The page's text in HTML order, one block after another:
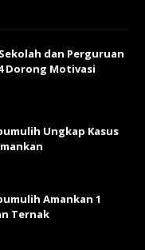
dan Perguruan
Dorong Motivasi
Ungkap Kasus
Amankan 1
Ternak